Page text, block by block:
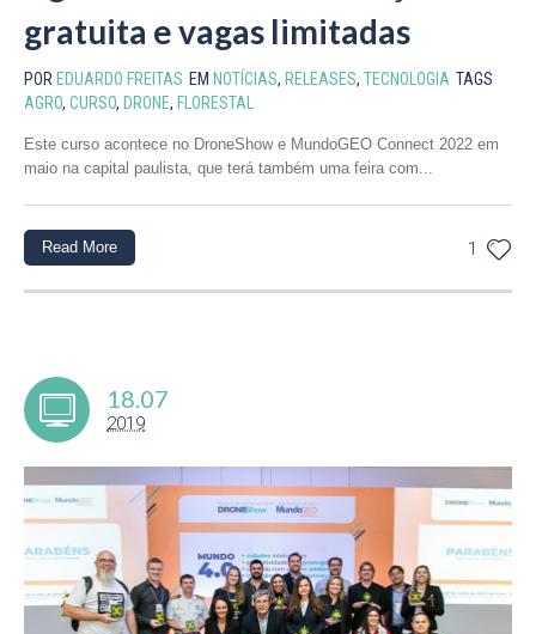
gratuita e vagas limitadas
POR EDUARDO FREITAS EM NOTÍCIAS, RELEASES, TECNOLOGIA TAGS
AGRO, CURSO, DRONE, FLORESTAL
Este curso acontece no DroneShow e MundoGEO Connect 2022 em
maio na capital paulista, que terá também uma feira com...
1
Read More
18.07
2019